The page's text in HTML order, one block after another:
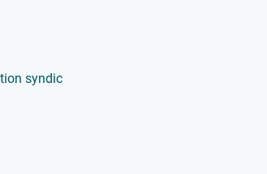
syndic